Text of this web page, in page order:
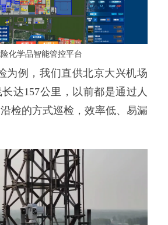
化学品智能管控平台
为例，我们直供北京大兴机场
达157公里，以前都是通过人
检的方式巡检，效率低、易漏